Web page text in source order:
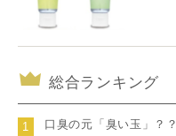
総合ランキング
1 口臭の元「臭い玉」？？